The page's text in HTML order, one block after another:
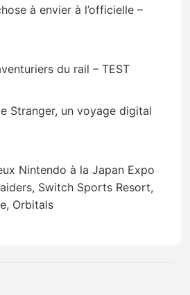
à envier à l’officielle –
du rail – TEST
Stranger, un voyage digital
Nintendo à la Japan Expo
Switch Sports Resort,
Orbitals